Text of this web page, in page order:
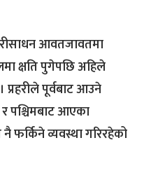
आवतजावतमा
क्षति पुगेपछि अहिले
पूर्वबाट आउने
र पश्चिमबाट आएका
नै फर्किने व्यवस्था गरिरहेको